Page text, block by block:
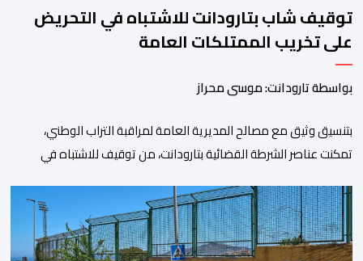
توقيف شاب بتارودانت للاشتباه في التحريض
على تخريب الممتلكات العامة
بواسطة تارودانت: موسى محراز
بتنسيق وثيق مع مصالح المديرية العامة لمراقبة التراب الوطني،
تمكنت عناصر الشرطة القضائية بتارودانت، من توقيف للاشتباه في
ممتلكات الدولة، وذلك على خلفية دعوات للاحتجاج جرى تداولها عبر
مواقع التواصل الاجتماعي تحت اسم ما بات يعرف بـ” Genz212
“.وبحسب المعطيات المتوفرة، جاء توقيف المعني بالأمر […]